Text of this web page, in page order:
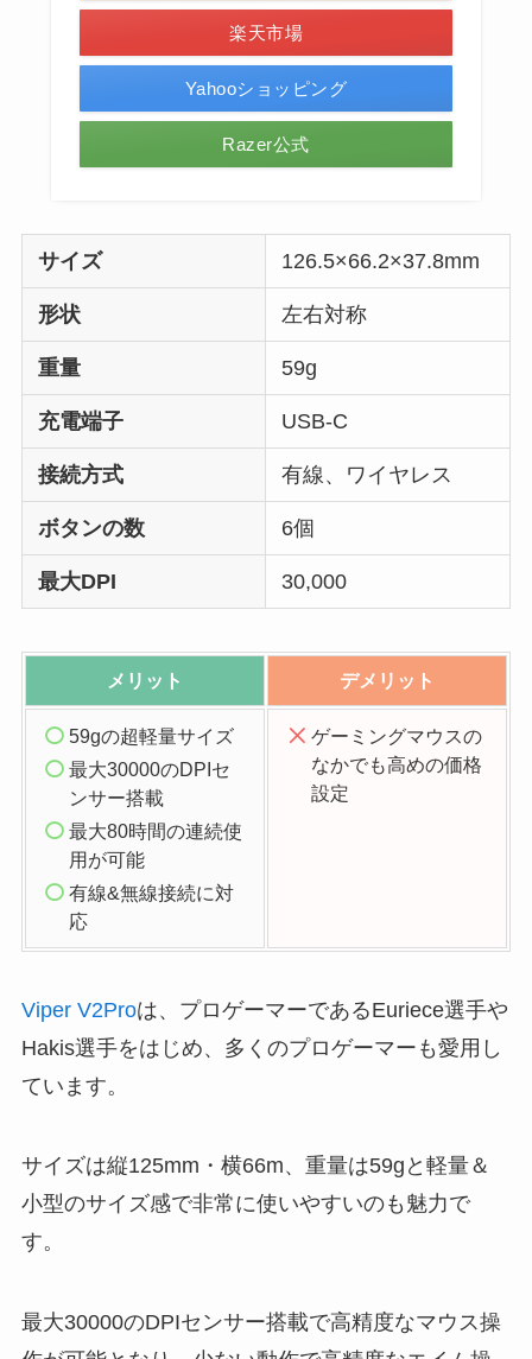
楽天市場
Yahooショッピング
Razer公式
サイズ 126.5×66.2×37.8mm
形状 左右対称
重量 59g
充電端子 USB-C
接続方式 有線、ワイヤレス
ボタンの数 6個
最大DPI 30,000
メリット デメリット
59gの超軽量サイズ
最大30000のDPIセ
ンサー搭載
最大80時間の連続使
用が可能
有線&無線接続に対
応
ゲーミングマウスの
なかでも高めの価格
設定
Viper V2Proは、プロゲーマーであるEuriece選手や
Hakis選手をはじめ、多くのプロゲーマーも愛用し
ています。
サイズは縦125mm・横66m、重量は59gと軽量＆
小型のサイズ感で非常に使いやすいのも魅力で
す。
最大30000のDPIセンサー搭載で高精度なマウス操